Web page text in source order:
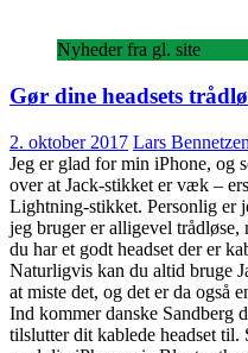
Nyheder fra gl. site
Gør dine headsets
2. oktober 2017 Lars Bennetzen
Jeg er glad for min iPhone, og
over at Jack-stikket er væk –
Lightning-stikket. Personlig er
jeg bruger er alligevel
du har et godt headset der er
Naturligvis kan du altid bruge
at miste det, og det er da også
Ind kommer danske Sandberg
tilslutter dit kablede headset til.